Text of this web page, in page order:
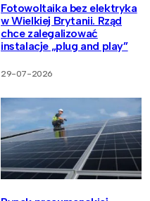
Fotowoltaika bez elektryka
w Wielkiej Brytanii. Rząd
chce zalegalizować
instalacje „plug and play”
29-07-2026